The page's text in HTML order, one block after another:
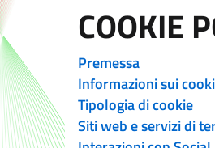
COOKIE
Premessa
Informazioni sui
Tipologia di cookie
Siti web e servizi di